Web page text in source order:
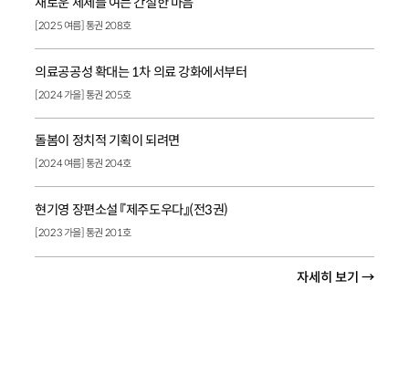
[2025 여름] 통권 208호
의료공공성 확대는 1차 의료 강화에서부터
[2024 가을] 통권 205호
돌봄이 정치적 기획이 되려면
[2024 여름] 통권 204호
현기영 장편소설 『제주도우다』(전3권)
[2023 가을] 통권 201호
자세히 보기 →